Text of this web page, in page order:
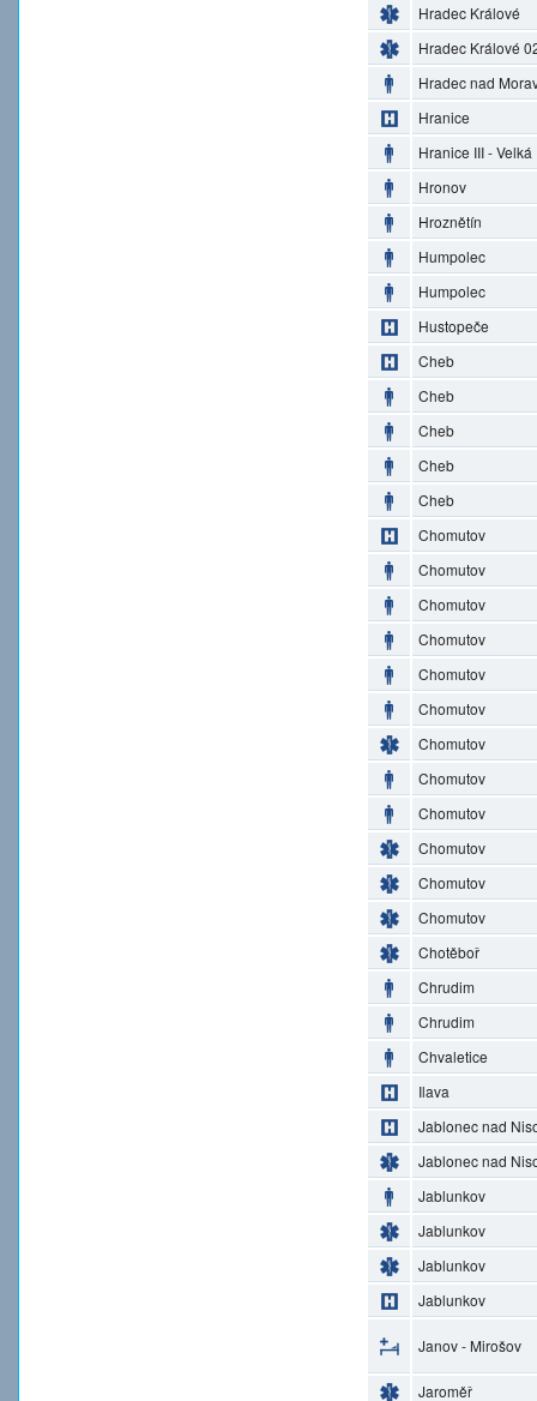
Hradec Králové
Hradec Králové
Hradec nad
Hranice
Hranice III - Velká
Hronov
Hroznětín
Humpolec
Humpolec
Hustopeče
Cheb
Cheb
Cheb
Cheb
Cheb
Chomutov
Chomutov
Chomutov
Chomutov
Chomutov
Chomutov
Chomutov
Chomutov
Chomutov
Chomutov
Chomutov
Chomutov
Chotěboř
Chrudim
Chrudim
Chvaletice
Ilava
Jablonec nad
Jablonec nad
Jablunkov
Jablunkov
Jablunkov
Jablunkov
Janov - Mirošov
Jaroměř